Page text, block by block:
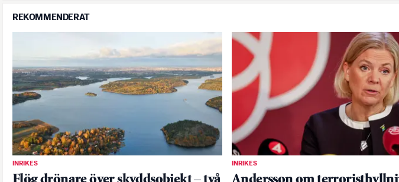
REKOMMENDERAT
INRIKES INRIKES